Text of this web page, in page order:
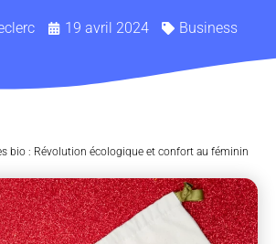
19 avril 2024 Business
bio : Révolution écologique et confort au féminin